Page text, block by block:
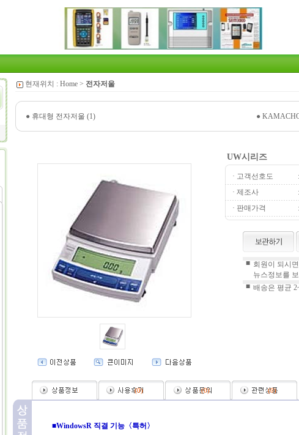
현재위치 : Home > 전자저울
● 휴대형 전자저울 (1) ●
UW시리즈
· 고객선호도
:
· 제조사
:
· 판매가격
:
■ 회원이 되시
뉴스정보를
■ 배송은 평균
(0) (0) (0)
■WindowsR 직결 기능〈특허〉